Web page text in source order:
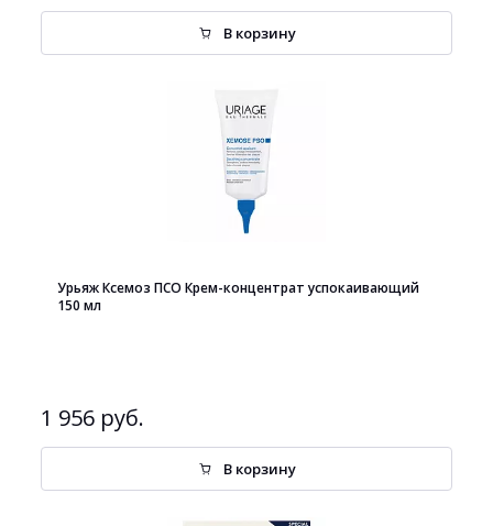
В корзину
Урьяж Ксемоз ПСО Крем-концентрат успокаивающий
150 мл
1 956 руб.
В корзину